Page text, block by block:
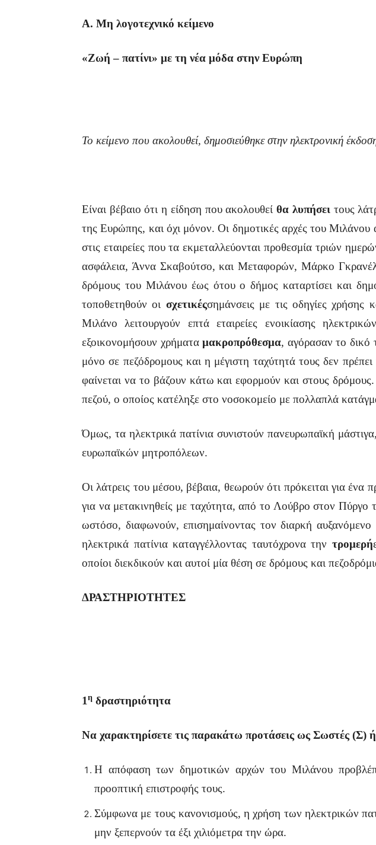
Α. Μη λογοτεχνικό κείμενο
«Ζωή – πατίνι» με τη νέα μόδα στην Ευρώπη
Το κείμενο που ακολουθεί, δημοσιεύθηκε στην ηλεκτρονική
Είναι βέβαιο ότι η είδηση που ακολουθείθα λυπήσειτους
της Ευρώπης, και όχι μόνον. Οι δημοτικές αρχές του
στις εταιρείες που τα εκμεταλλεύονται προθεσμία τριών
ασφάλεια, Άννα Σκαβούτσο, και Μεταφορών, Μάρκο
δρόμους του Μιλάνου έως ότου ο δήμος καταρτίσει και
τοποθετηθούν οι σχετικέςσημάνσεις με τις οδηγίες χρήσης
Μιλάνο λειτουργούν επτά εταιρείες ενοικίασης
εξοικονομήσουν χρήματαμακροπρόθεσμα, αγόρασαν το
μόνο σε πεζόδρομους και η μέγιστη ταχύτητά τους δεν
φαίνεται να το βάζουν κάτω και εφορμούν και στους
πεζού, ο οποίος κατέληξε στο νοσοκομείο με πολλαπλά
Όμως, τα ηλεκτρικά πατίνια συνιστούν πανευρωπαϊκή
ευρωπαϊκών μητροπόλεων.
Οι λάτρεις του μέσου, βέβαια, θεωρούν ότι πρόκειται για
για να μετακινηθείς με ταχύτητα, από το Λούβρο στον Πύργο
ωστόσο, διαφωνούν, επισημαίνοντας τον διαρκή
ηλεκτρικά πατίνια καταγγέλλοντας ταυτόχρονα την τρομερή
οποίοι διεκδικούν και αυτοί μία θέση σε δρόμους και
ΔΡΑΣΤΗΡΙΟΤΗΤΕΣ
1 η δραστηριότητα
Να χαρακτηρίσετε τις παρακάτω προτάσεις ως Σωστές (Σ)
Η απόφαση των δημοτικών αρχών του Μιλάνου
προοπτική επιστροφής τους.
Σύμφωνα με τους κανονισμούς, η χρήση των ηλεκτρικών
μην ξεπερνούν τα έξι χιλιόμετρα την ώρα.